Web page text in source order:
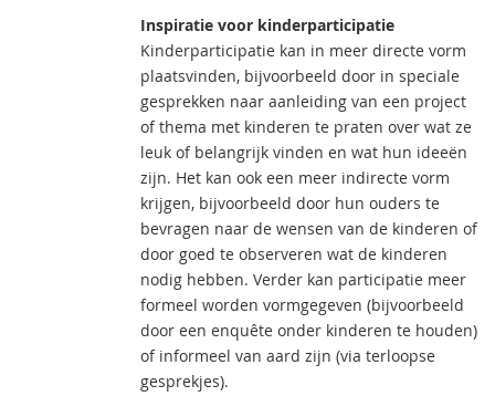
Inspiratie voor kinderparticipatie
Kinderparticipatie kan in meer directe vorm
plaatsvinden, bijvoorbeeld door in speciale
gesprekken naar aanleiding van een project
of thema met kinderen te praten over wat ze
leuk of belangrijk vinden en wat hun ideeën
zijn. Het kan ook een meer indirecte vorm
krijgen, bijvoorbeeld door hun ouders te
bevragen naar de wensen van de kinderen of
door goed te observeren wat de kinderen
nodig hebben. Verder kan participatie meer
formeel worden vormgegeven (bijvoorbeeld
door een enquête onder kinderen te houden)
of informeel van aard zijn (via terloopse
gesprekjes).